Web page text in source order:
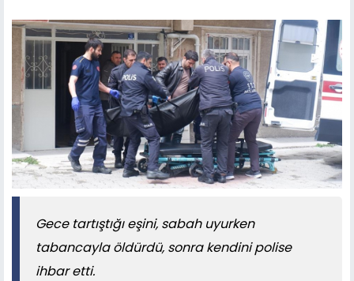
Gece tartıştığı eşini, sabah uyurken
tabancayla öldürdü, sonra kendini polise
ihbar etti.